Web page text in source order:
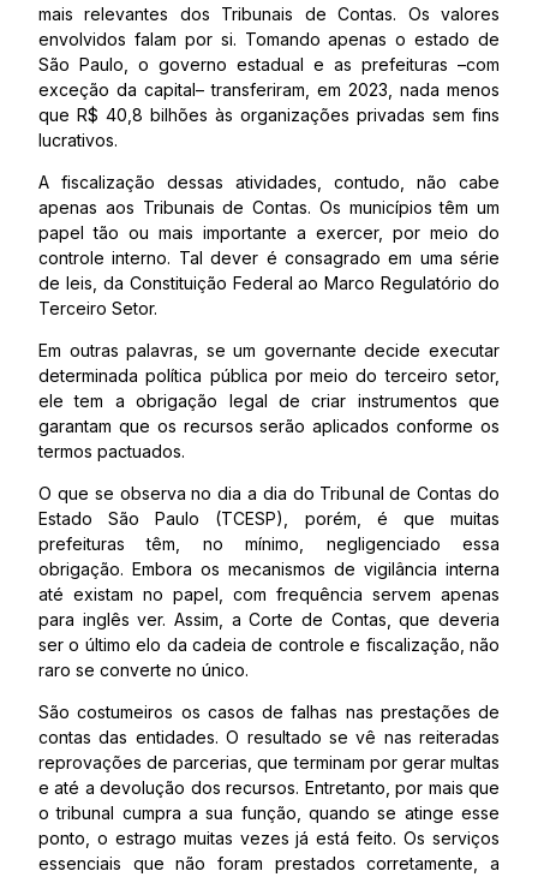
mais relevantes dos Tribunais de Contas. Os valores
envolvidos falam por si. Tomando apenas o estado de
São Paulo, o governo estadual e as prefeituras –com
exceção da capital– transferiram, em 2023, nada menos
que R$ 40,8 bilhões às organizações privadas sem fins
lucrativos.
A fiscalização dessas atividades, contudo, não cabe
apenas aos Tribunais de Contas. Os municípios têm um
papel tão ou mais importante a exercer, por meio do
controle interno. Tal dever é consagrado em uma série
de leis, da Constituição Federal ao Marco Regulatório do
Terceiro Setor.
Em outras palavras, se um governante decide executar
determinada política pública por meio do terceiro setor,
ele tem a obrigação legal de criar instrumentos que
garantam que os recursos serão aplicados conforme os
termos pactuados.
O que se observa no dia a dia do Tribunal de Contas do
Estado São Paulo (TCESP), porém, é que muitas
prefeituras têm, no mínimo, negligenciado essa
obrigação. Embora os mecanismos de vigilância interna
até existam no papel, com frequência servem apenas
para inglês ver. Assim, a Corte de Contas, que deveria
ser o último elo da cadeia de controle e fiscalização, não
raro se converte no único.
São costumeiros os casos de falhas nas prestações de
contas das entidades. O resultado se vê nas reiteradas
reprovações de parcerias, que terminam por gerar multas
e até a devolução dos recursos. Entretanto, por mais que
o tribunal cumpra a sua função, quando se atinge esse
ponto, o estrago muitas vezes já está feito. Os serviços
essenciais que não foram prestados corretamente, a